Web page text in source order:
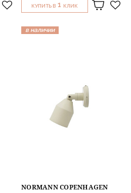
КУПИТЬ В 1 КЛИК
в наличии
NORMANN COPENHAGEN